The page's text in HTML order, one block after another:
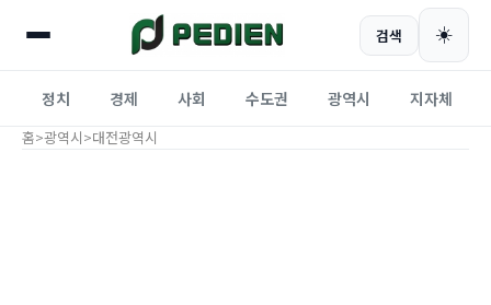
검색 ☀️
정치 경제 사회 수도권 광역시 지자체
홈>광역시>대전광역시